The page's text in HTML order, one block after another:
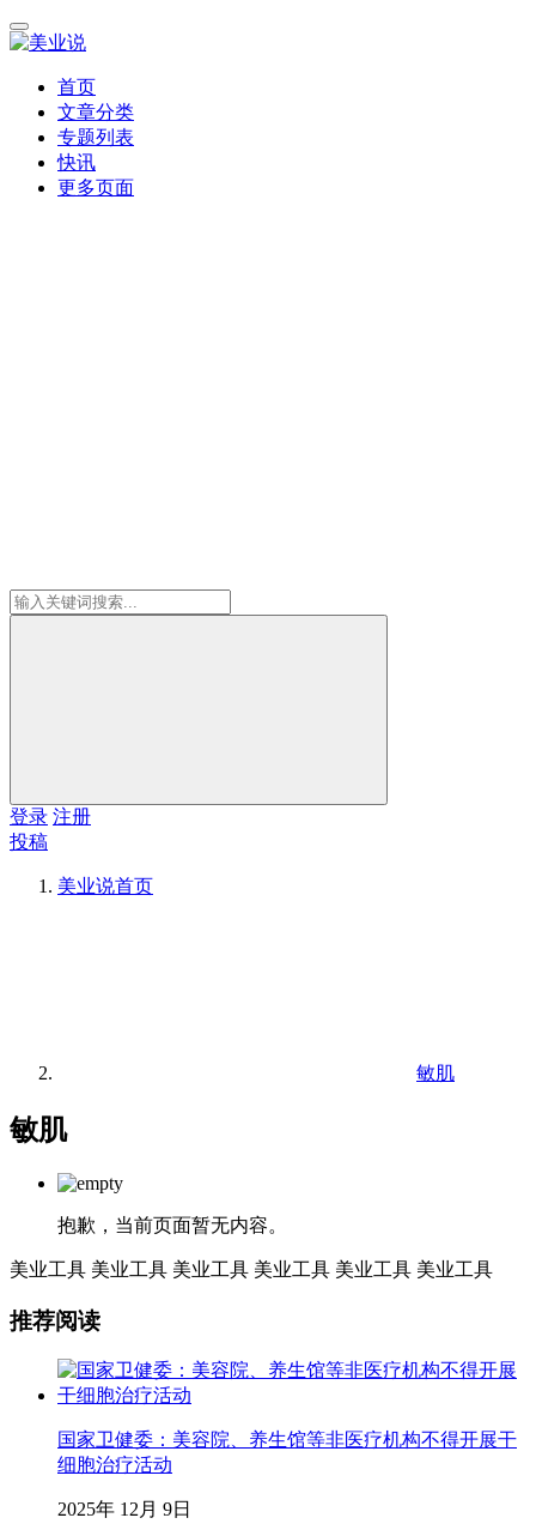
首页
文章分类
专题列表
快讯
更多页面
登录 注册
投稿
美业说首页
敏肌
敏肌
抱歉，当前页面暂无内容。
美业工具 美业工具 美业工具 美业工具 美业工具 美业工具
推荐阅读
国家卫健委：美容院、养生馆等非医疗机构不得开展干
细胞治疗活动
2025年 12月 9日